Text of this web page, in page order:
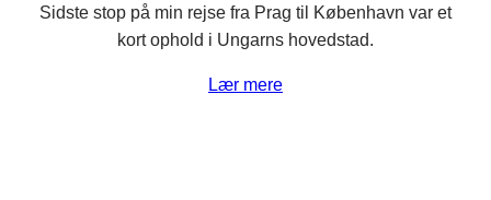
Sidste stop på min rejse fra Prag til København var et
kort ophold i Ungarns hovedstad.
Lær mere